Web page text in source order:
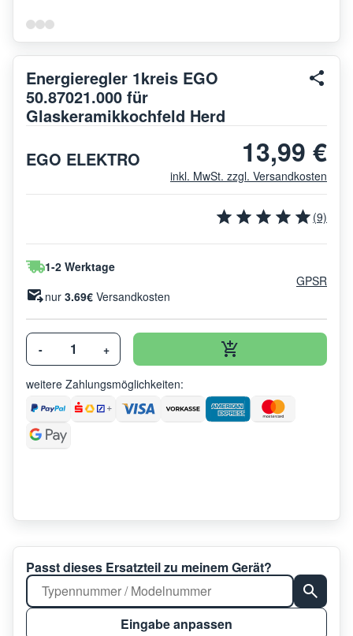
Energieregler 1kreis EGO
50.87021.000 für
Glaskeramikkochfeld Herd
EGO ELEKTRO
13,99 €
inkl. MwSt. zzgl. Versandkosten
(9)
1-2 Werktage
nur 3.69€ Versandkosten
GPSR
- +
weitere Zahlungsmöglichkeiten:
Passt dieses Ersatzteil zu meinem Gerät?
Eingabe anpassen